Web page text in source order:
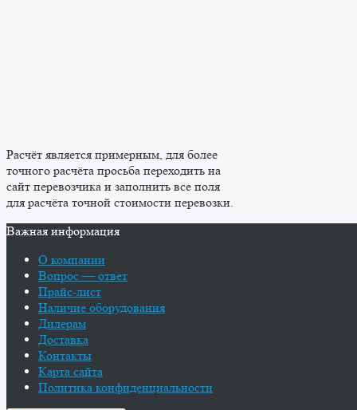
Расчёт является примерным, для более
точного расчёта просьба переходить на
сайт перевозчика и заполнить все поля
для расчёта точной стоимости перевозки.
Важная информация
О компании
Вопрос — ответ
Прайс-лист
Наличие оборудования
Дилерам
Доставка
Контакты
Карта сайта
Политика конфиденциальности